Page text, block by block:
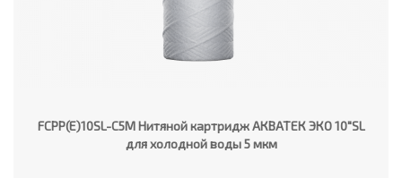
FCPP(E)10SL-C5M Нитяной картридж АКВАТЕК ЭКО 10"SL
для холодной воды 5 мкм